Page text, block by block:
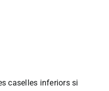
caselles inferiors si